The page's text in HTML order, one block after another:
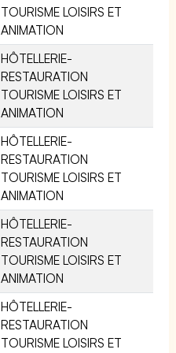
TOURISME LOISIRS ET
ANIMATION
HÔTELLERIE-
RESTAURATION
TOURISME LOISIRS ET
ANIMATION
HÔTELLERIE-
RESTAURATION
TOURISME LOISIRS ET
ANIMATION
HÔTELLERIE-
RESTAURATION
TOURISME LOISIRS ET
ANIMATION
HÔTELLERIE-
RESTAURATION
TOURISME LOISIRS ET